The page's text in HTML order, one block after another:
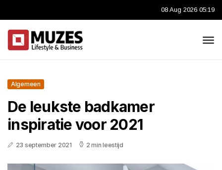
08 Aug 2026 05:19
Algemeen
De leukste badkamer
inspiratie voor 2021
23 september 2021 2 min leestijd